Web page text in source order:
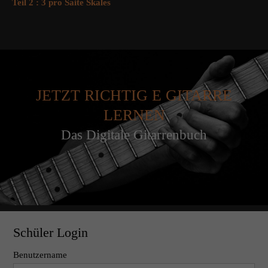
Teil 2 : 3 pro Saite Skales
JETZT RICHTIG E GITARRE
LERNEN
Das Digitale Gitarrenbuch
Schüler Login
Benutzername